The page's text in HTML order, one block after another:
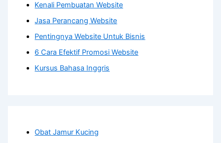
Kenali Pembuatan Website
Jasa Perancang Website
Pentingnya Website Untuk Bisnis
6 Cara Efektif Promosi Website
Kursus Bahasa Inggris
Obat Jamur Kucing